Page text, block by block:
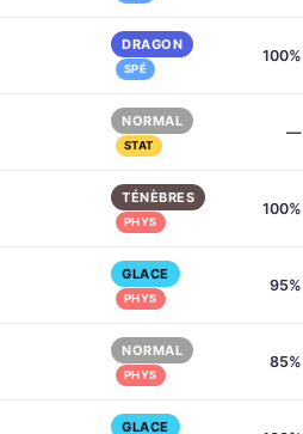
DRAGON
SPÉ
100%
NORMAL
STAT
—
TÉNÈBRES
PHYS
100%
GLACE
PHYS
95%
NORMAL
PHYS
85%
GLACE